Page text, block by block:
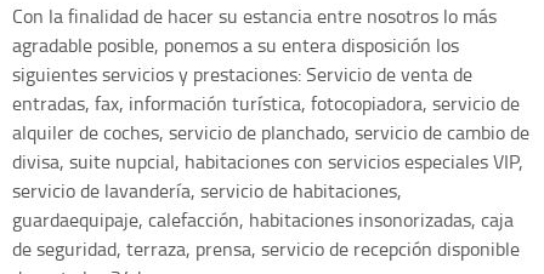
Con la finalidad de hacer su estancia entre nosotros lo más
agradable posible, ponemos a su entera disposición los
siguientes servicios y prestaciones: Servicio de venta de
entradas, fax, información turística, fotocopiadora, servicio de
alquiler de coches, servicio de planchado, servicio de cambio de
divisa, suite nupcial, habitaciones con servicios especiales VIP,
servicio de lavandería, servicio de habitaciones,
guardaequipaje, calefacción, habitaciones insonorizadas, caja
de seguridad, terraza, prensa, servicio de recepción disponible